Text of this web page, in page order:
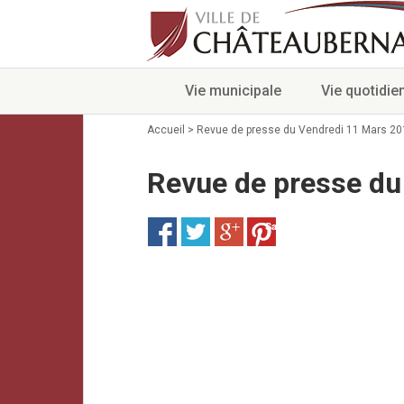
Vie municipale Vie
Accueil > Revue de presse du Vendredi 11 Mars
Revue de presse
Save